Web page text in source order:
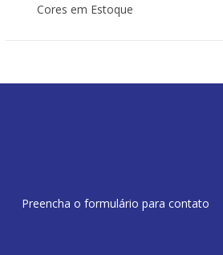
Cores em Estoque
Preencha o formulário para contato